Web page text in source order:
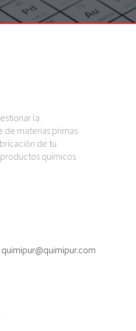
la
de materias primas
de tu
químicos
quimipur@quimipur.com